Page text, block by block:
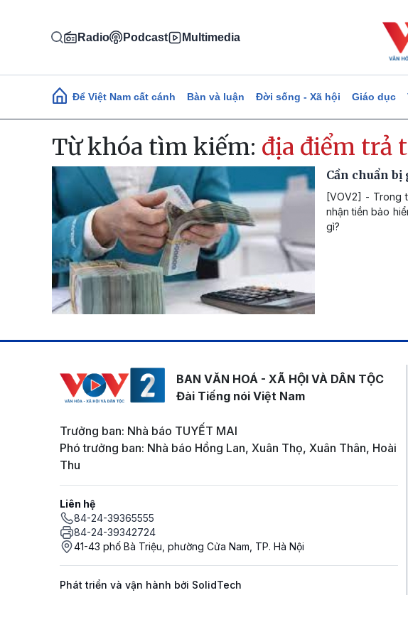
Radio Podcast Multimedia
Main navigation
Để Việt Nam cất cánh Bàn và luận Đời sống - Xã hội Giáo dục
Từ khóa tìm kiếm: địa điểm trả
Cần chuẩn bị
[VOV2] - Trong
nhận tiền bảo
gì?
BAN VĂN HOÁ - XÃ HỘI VÀ DÂN TỘC
Đài Tiếng nói Việt Nam
Trưởng ban: Nhà báo TUYẾT MAI
Phó trưởng ban: Nhà báo Hồng Lan, Xuân Thọ, Xuân Thân, Hoài
Thu
Liên hệ
84-24-39365555
84-24-39342724
41-43 phố Bà Triệu, phường Cửa Nam, TP. Hà Nội
Phát triển và vận hành bởi SolidTech